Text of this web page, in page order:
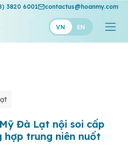
3820 6001 contactus@hoanmy.com
VN EN
Hạnh Phúc
Thuận MỹĐà Lạt nội soi cấp
hợp trung niên nuốt